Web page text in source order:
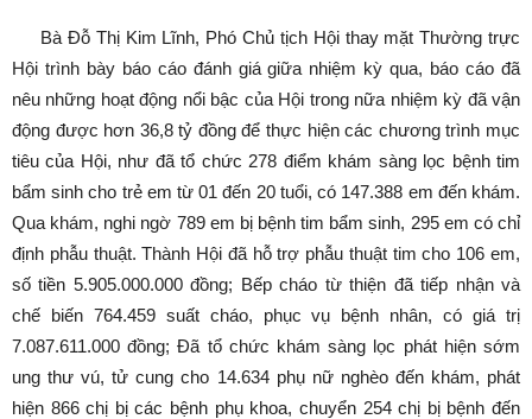
Bà Đỗ Thị Kim Lĩnh, Phó Chủ tịch Hội thay mặt Thường trực
Hội trình bày báo cáo đánh giá giữa nhiệm kỳ qua, báo cáo đã
nêu những hoạt động nổi bậc của Hội trong nữa nhiệm kỳ đã vận
động được hơn 36,8 tỷ đồng để thực hiện các chương trình mục
tiêu của Hội, như đã tổ chức 278 điểm khám sàng lọc bệnh tim
bẩm sinh cho trẻ em từ 01 đến 20 tuổi, có 147.388 em đến khám.
Qua khám, nghi ngờ 789 em bị bệnh tim bẩm sinh, 295 em có chỉ
định phẫu thuật. Thành Hội đã hỗ trợ phẫu thuật tim cho 106 em,
số tiền 5.905.000.000 đồng; Bếp cháo từ thiện đã tiếp nhận và
chế biến 764.459 suất cháo, phục vụ bệnh nhân, có giá trị
7.087.611.000 đồng; Đã tổ chức khám sàng lọc phát hiện sớm
ung thư vú, tử cung cho 14.634 phụ nữ nghèo đến khám, phát
hiện 866 chị bị các bệnh phụ khoa, chuyển 254 chị bị bệnh đến